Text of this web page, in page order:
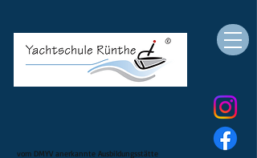
vom DMYV anerkannte Ausbildungsstätte